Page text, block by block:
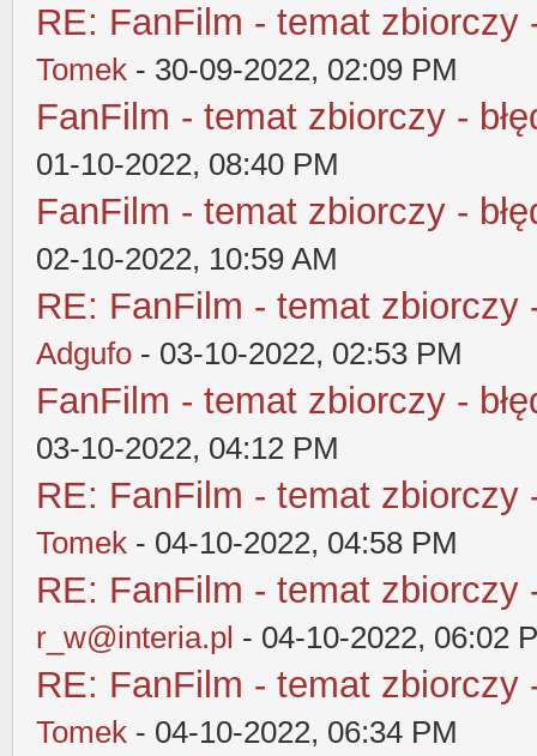
RE: FanFilm - temat zbiorczy
Tomek - 30-09-2022, 02:09 PM
FanFilm - temat zbiorczy -
01-10-2022, 08:40 PM
FanFilm - temat zbiorczy -
02-10-2022, 10:59 AM
RE: FanFilm - temat zbiorczy
Adgufo - 03-10-2022, 02:53 PM
FanFilm - temat zbiorczy -
03-10-2022, 04:12 PM
RE: FanFilm - temat zbiorczy
Tomek - 04-10-2022, 04:58 PM
RE: FanFilm - temat zbiorczy
r_w@interia.pl - 04-10-2022, 06:02
RE: FanFilm - temat zbiorczy
Tomek - 04-10-2022, 06:34 PM